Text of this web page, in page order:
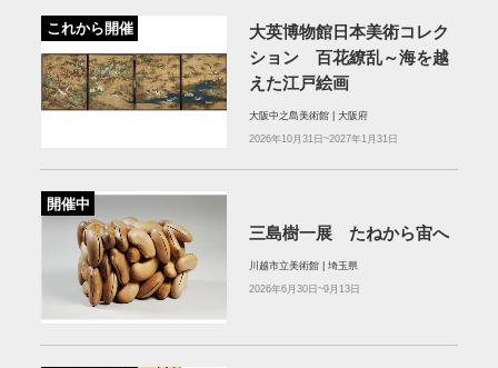
これから開催
大英博物館日本美術コレク
ション 百花繚乱～海を越
えた江戸絵画
大阪中之島美術館 | 大阪府
2026年10月31日~2027年1月31日
開催中
三島樹一展 たねから宙へ
川越市立美術館 | 埼玉県
2026年6月30日~9月13日